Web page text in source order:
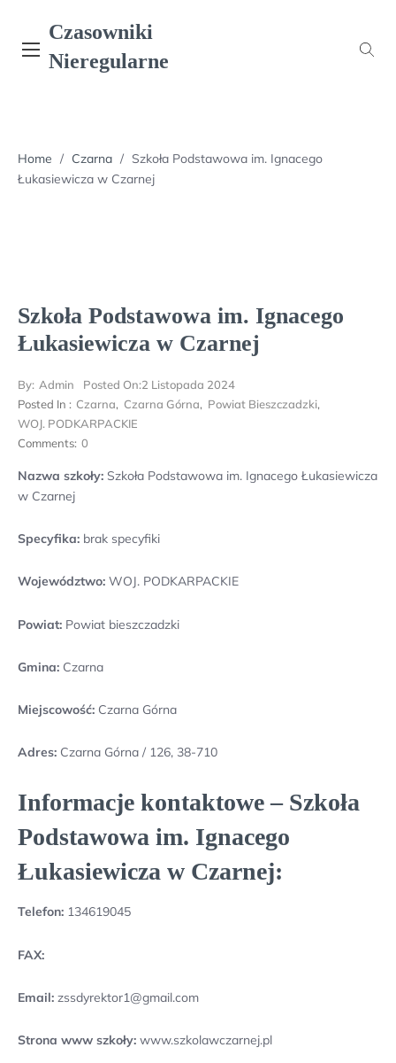
content
Czasowniki
Nieregularne
Home / Czarna / Szkoła Podstawowa im. Ignacego
Łukasiewicza w Czarnej
Szkoła Podstawowa im. Ignacego
Łukasiewicza w Czarnej
By: Admin Posted On:2 Listopada 2024
Posted In : Czarna, Czarna Górna, Powiat Bieszczadzki,
WOJ. PODKARPACKIE
Comments: 0
Nazwa szkoły: Szkoła Podstawowa im. Ignacego Łukasiewicza
w Czarnej
Specyfika: brak specyfiki
Województwo: WOJ. PODKARPACKIE
Powiat: Powiat bieszczadzki
Gmina: Czarna
Miejscowość: Czarna Górna
Adres: Czarna Górna / 126, 38-710
Informacje kontaktowe – Szkoła
Podstawowa im. Ignacego
Łukasiewicza w Czarnej:
Telefon: 134619045
FAX:
Email: zssdyrektor1@gmail.com
Strona www szkoły: www.szkolawczarnej.pl